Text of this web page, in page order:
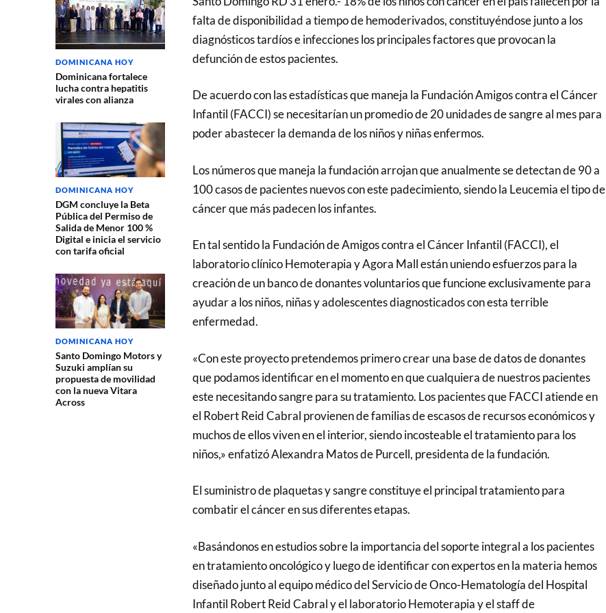
DOMINICANA HOY
Dominicana fortalece
lucha contra hepatitis
virales con alianza
DOMINICANA HOY
DGM concluye la Beta
Pública del Permiso de
Salida de Menor 100 %
Digital e inicia el servicio
con tarifa oficial
DOMINICANA HOY
Santo Domingo Motors y
Suzuki amplían su
propuesta de movilidad
con la nueva Vitara
Across
falta de disponibilidad a tiempo de hemoderivados, constituyéndose junto a los
diagnósticos tardíos e infecciones los principales factores que provocan la
defunción de estos pacientes.
De acuerdo con las estadísticas que maneja la Fundación Amigos contra el Cáncer
Infantil (FACCI) se necesitarían un promedio de 20 unidades de sangre al mes para
poder abastecer la demanda de los niños y niñas enfermos.
Los números que maneja la fundación arrojan que anualmente se detectan de 90 a
100 casos de pacientes nuevos con este padecimiento, siendo la Leucemia el tipo de
cáncer que más padecen los infantes.
En tal sentido la Fundación de Amigos contra el Cáncer Infantil (FACCI), el
laboratorio clínico Hemoterapia y Agora Mall están uniendo esfuerzos para la
creación de un banco de donantes voluntarios que funcione exclusivamente para
ayudar a los niños, niñas y adolescentes diagnosticados con esta terrible
enfermedad.
«Con este proyecto pretendemos primero crear una base de datos de donantes
que podamos identificar en el momento en que cualquiera de nuestros pacientes
este necesitando sangre para su tratamiento. Los pacientes que FACCI atiende en
el Robert Reid Cabral provienen de familias de escasos de recursos económicos y
muchos de ellos viven en el interior, siendo incosteable el tratamiento para los
niños,» enfatizó Alexandra Matos de Purcell, presidenta de la fundación.
El suministro de plaquetas y sangre constituye el principal tratamiento para
combatir el cáncer en sus diferentes etapas.
«Basándonos en estudios sobre la importancia del soporte integral a los pacientes
en tratamiento oncológico y luego de identificar con expertos en la materia hemos
diseñado junto al equipo médico del Servicio de Onco-Hematología del Hospital
Infantil Robert Reid Cabral y el laboratorio Hemoterapia y el staff de